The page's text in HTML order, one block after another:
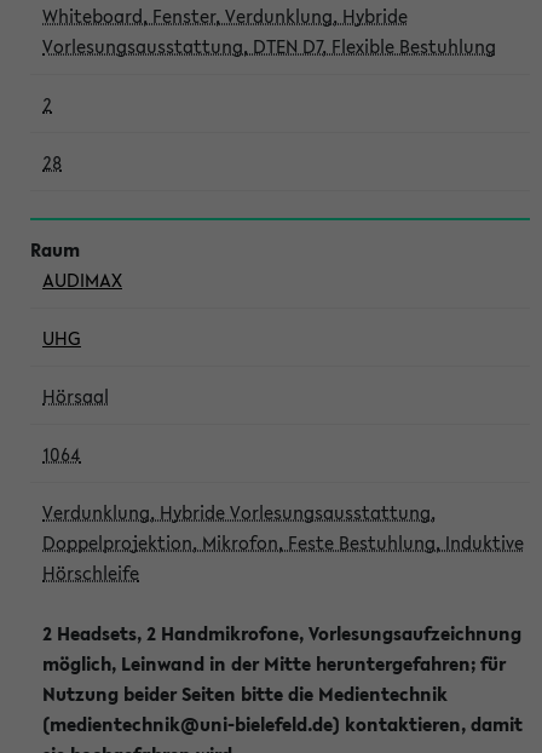
Whiteboard, Fenster, Verdunklung, Hybride
Vorlesungsausstattung, DTEN D7, Flexible Bestuhlung
2
28
AUDIMAX
UHG
Hörsaal
1064
Verdunklung, Hybride Vorlesungsausstattung,
Doppelprojektion, Mikrofon, Feste Bestuhlung, Induktive
Hörschleife
2 Headsets, 2 Handmikrofone, Vorlesungsaufzeichnung
möglich, Leinwand in der Mitte heruntergefahren; für
Nutzung beider Seiten bitte die Medientechnik
(medientechnik@uni-bielefeld.de) kontaktieren, damit